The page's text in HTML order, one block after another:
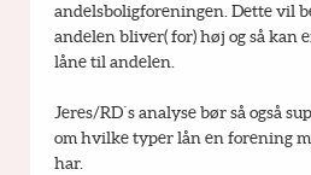
andelsboligforeningen. Dette vil
andelen bliver( for) høj og så kan
låne til andelen.
Jeres/RD´s analyse bør så også
om hvilke typer lån en forening
har.